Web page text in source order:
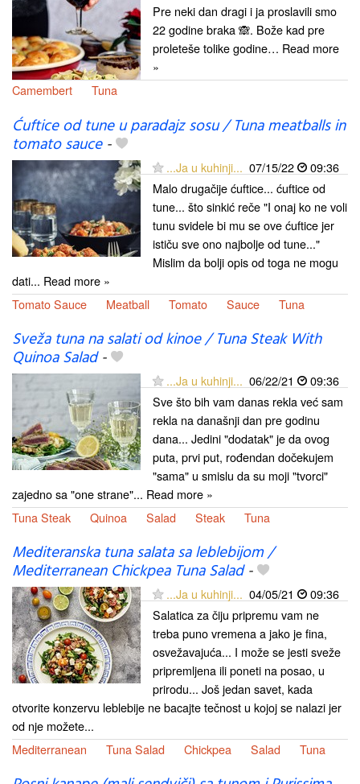
Pre neki dan dragi i ja proslavili smo
22 godine braka 🙈. Bože kad pre
proleteše tolike godine… Read more
»
Camembert
Tuna
Ćuftice od tune u paradajz sosu / Tuna meatballs in
tomato sauce-
...Ja u kuhinji... 07/15/22
09:36
Malo drugačije ćuftice... ćuftice od
tune... što sinkić reče "I onaj ko ne voli
tunu svidele bi mu se ove ćuftice jer
ističu sve ono najbolje od tune..."
Mislim da bolji opis od toga ne mogu
dati... Read more »
Tomato Sauce
Meatball Tomato Sauce Tuna
Sveža tuna na salati od kinoe / Tuna Steak With
Quinoa Salad-
...Ja u kuhinji... 06/22/21
09:36
Sve što bih vam danas rekla već sam
rekla na današnji dan pre godinu
dana... Jedini "dodatak" je da ovog
puta, prvi put, rođendan dočekujem
"sama" u smislu da su moji "tvorci"
zajedno sa "one strane"... Read more »
Tuna Steak
Quinoa Salad Steak Tuna
Mediteranska tuna salata sa leblebijom /
Mediterranean Chickpea Tuna Salad-
...Ja u kuhinji... 04/05/21
09:36
Salatica za čiju pripremu vam ne
treba puno vremena a jako je fina,
osvežavajuća... I može se jesti sveže
pripremljena ili poneti na posao, u
prirodu... Još jedan savet, kada
otvorite konzervu leblebije ne bacajte tečnost u kojoj se nalazi jer
od nje možete...
Mediterranean
Tuna Salad Chickpea Salad Tuna